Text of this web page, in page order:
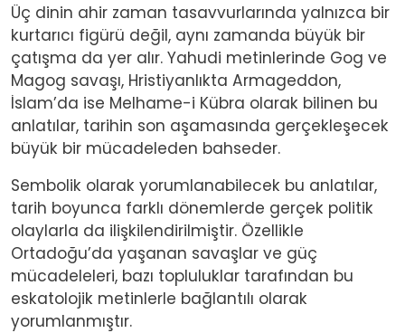
Üç dinin ahir zaman tasavvurlarında yalnızca bir
kurtarıcı figürü değil, aynı zamanda büyük bir
çatışma da yer alır. Yahudi metinlerinde Gog ve
Magog savaşı, Hristiyanlıkta Armageddon,
İslam’da ise Melhame-i Kübra olarak bilinen bu
anlatılar, tarihin son aşamasında gerçekleşecek
büyük bir mücadeleden bahseder.
Sembolik olarak yorumlanabilecek bu anlatılar,
tarih boyunca farklı dönemlerde gerçek politik
olaylarla da ilişkilendirilmiştir. Özellikle
Ortadoğu’da yaşanan savaşlar ve güç
mücadeleleri, bazı topluluklar tarafından bu
eskatolojik metinlerle bağlantılı olarak
yorumlanmıştır.